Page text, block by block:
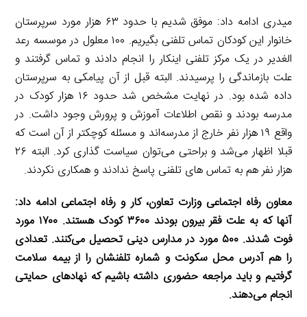
میدری ادامه داد: موفق شدیم با حدود ۶۳ هزار مورد سرپرستان
خانوار این کودکان تماس تلفنی بگیریم. ۱۰۰ معلول در موسسه رعد
الغدیر در یک مرکز تلفنی اینکار را انجام دادند و تماس گرفتند و
علت بازماندگی را پرسیدند. البته قبل از آن پیامکی به سرپرستان
داده شده بود. در نهایت مشخص شد حدود ۱۶ هزار کودک در
مدرسه بودند و نقص اطلاعات آموزش و پرورش وجود داشت. در
واقع ۱۹ هزار نفر خارج از مدرسه‌اند و مسئله کوچکتر از آن است که
قبلا اظهار می‌شد و براحتی می‌توان سیاست گذاری کرد. البته ۲۶
هزار نفر هم به تماس های تلفنی پاسخ ندادند و همکاری نکردند.
معاون رفاه اجتماعی وزارت تعاون، کار و رفاه اجتماعی ادامه داد:
آنها که به علت فقر بیرون بودند ۳۶۰۰کودک هستند. ۱۷۰۰مورد
فوت شدند.۵۰۰ مورد در مدارس دینی تحصیل می‌کنند. تعدادی
را هم آدرس محل سکونت و شماره تلفنشان را از بیمه سلامت
گرفتیم و باید مراجعه حضوری داشته باشیم که نهادهای حمایتی
انجام می‌دهند.